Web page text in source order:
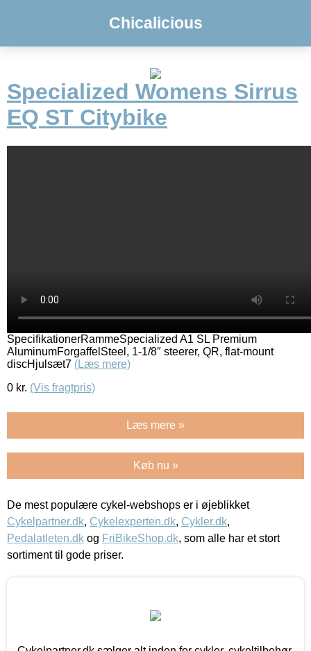
Chicalicious
Specialized Womens Sirrus
EQ ST Citybike
SpecifikationerRammeSpecialized A1 SL Premium
AluminumForgaffelSteel, 1-1/8″ steerer, QR, flat-mount
discHjulsæt7 (Læs mere)
0 kr. (Vis fragtpris)
Læs mere »
Køb nu »
De mest populære cykel-webshops er i øjeblikket
Cykelpartner.dk, Cykelexperten.dk, Cykler.dk,
Pedalatleten.dk og FriBikeShop.dk, som alle har et stort
sortiment til gode priser.